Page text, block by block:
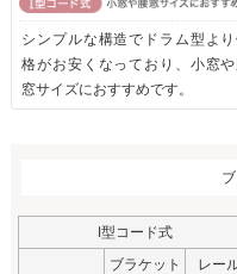
シンプルな構造でドラム型より
格がお安くなっており、小窓
窓サイズにおすすめです。
I型コード式
ブラケット
レー